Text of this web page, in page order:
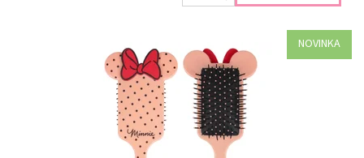
NOVINKA
Roztomilý kartáč na vlasy, s Disney motivem myšky Minnie.
Skladem 4 ks
1464/RUZ